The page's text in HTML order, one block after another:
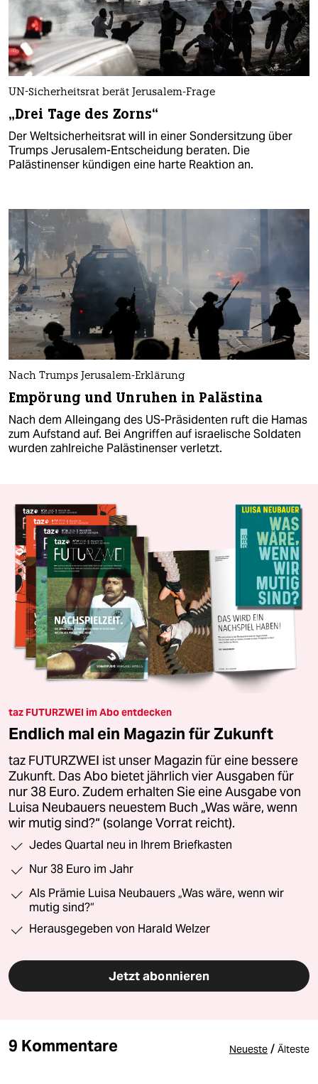
UN-Sicherheitsrat berät Jerusalem-Frage
„Drei Tage des Zorns“
Der Weltsicherheitsrat will in einer Sondersitzung über
Trumps Jerusalem-Entscheidung beraten. Die
Palästinenser kündigen eine harte Reaktion an.
Nach Trumps Jerusalem-Erklärung
Empörung und Unruhen in Palästina
Nach dem Alleingang des US-Präsidenten ruft die Hamas
zum Aufstand auf. Bei Angriffen auf israelische Soldaten
wurden zahlreiche Palästinenser verletzt.
taz FUTURZWEI im Abo entdecken
Endlich mal ein Magazin für Zukunft
taz FUTURZWEI ist unser Magazin für eine bessere
Zukunft. Das Abo bietet jährlich vier Ausgaben für
nur 38 Euro. Zudem erhalten Sie eine Ausgabe von
Luisa Neubauers neuestem Buch „Was wäre, wenn
wir mutig sind?“ (solange Vorrat reicht).
Jedes Quartal neu in Ihrem Briefkasten
Nur 38 Euro im Jahr
Als Prämie Luisa Neubauers „Was wäre, wenn wir
mutig sind?“
Herausgegeben von Harald Welzer
Jetzt abonnieren
9 Kommentare Neueste / Älteste